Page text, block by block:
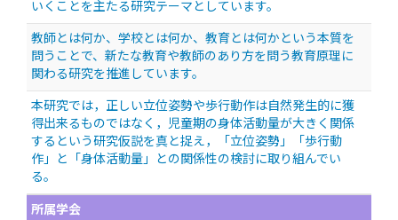
いくことを主たる研究テーマとしています。
教師とは何か、学校とは何か、教育とは何かという本質を
問うことで、新たな教育や教師のあり方を問う教育原理に
関わる研究を推進しています。
本研究では，正しい立位姿勢や歩行動作は自然発生的に獲
得出来るものではなく，児童期の身体活動量が大きく関係
するという研究仮説を真と捉え，「立位姿勢」「歩行動
作」と「身体活動量」との関係性の検討に取り組んでい
る。
所属学会